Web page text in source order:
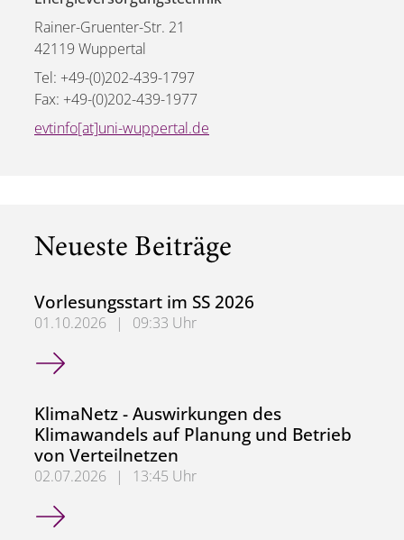
Rainer-Gruenter-Str. 21
42119 Wuppertal
Tel: +49-(0)202-439-1797
Fax: +49-(0)202-439-1977
evtinfo[at]uni-wuppertal.de
Neueste Beiträge
Vorlesungsstart im SS 2026
01.10.2026 |
09:33 Uhr
Vorlesungsstart im SS 2026
KlimaNetz - Auswirkungen des
Klimawandels auf Planung und Betrieb
von Verteilnetzen
02.07.2026 |
13:45 Uhr
KlimaNetz - Auswirkungen des Klimawandels auf